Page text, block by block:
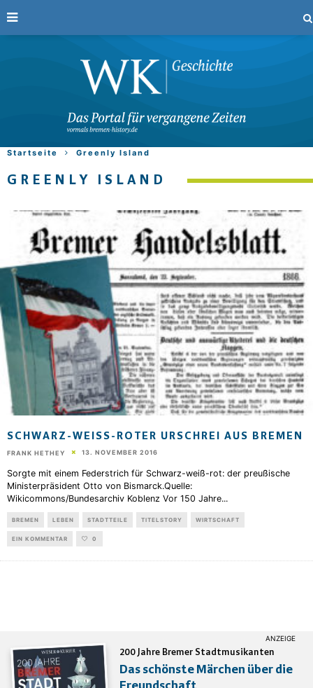
Startseite Greenly Island
GREENLY ISLAND
SCHWARZ-WEISS-ROTER URSCHREI AUS BREMEN
FRANK HETHEY 13. NOVEMBER 2016
Sorgte mit einem Federstrich für Schwarz-weiß-rot: der preußische
Ministerpräsident Otto von Bismarck.Quelle:
Wikicommons/Bundesarchiv Koblenz Vor 150 Jahre...
BREMEN LEBEN STADTTEILE TITELSTORY WIRTSCHAFT
EIN KOMMENTAR 0
200 Jahre Bremer Stadtmusikanten
Das schönste Märchen über die